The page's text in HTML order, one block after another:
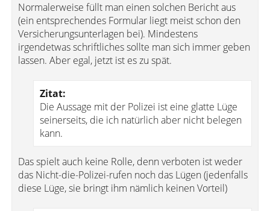
Normalerweise füllt man einen solchen Bericht aus
(ein entsprechendes Formular liegt meist schon den
Versicherungsunterlagen bei). Mindestens
irgendetwas schriftliches sollte man sich immer geben
lassen. Aber egal, jetzt ist es zu spät.
Zitat:
Die Aussage mit der Polizei ist eine glatte Lüge
seinerseits, die ich natürlich aber nicht belegen
kann.
Das spielt auch keine Rolle, denn verboten ist weder
das Nicht-die-Polizei-rufen noch das Lügen (jedenfalls
diese Lüge, sie bringt ihm nämlich keinen Vorteil)